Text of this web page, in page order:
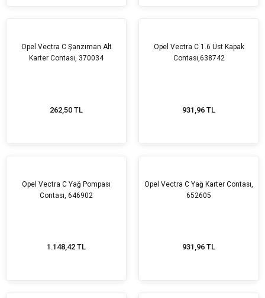
Opel Vectra C Şanzıman Alt
Karter Contası, 370034
262,50 TL
Opel Vectra C 1.6 Üst Kapak
Contası,638742
931,96 TL
Opel Vectra C Yağ Pompası
Contası, 646902
1.148,42 TL
Opel Vectra C Yağ Karter Contası,
652605
931,96 TL